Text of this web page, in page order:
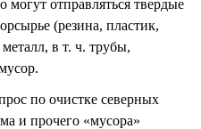
могут отправляться твердые
(резина, пластик,
в т. ч. трубы,
по очистке северных
и прочего «мусора»